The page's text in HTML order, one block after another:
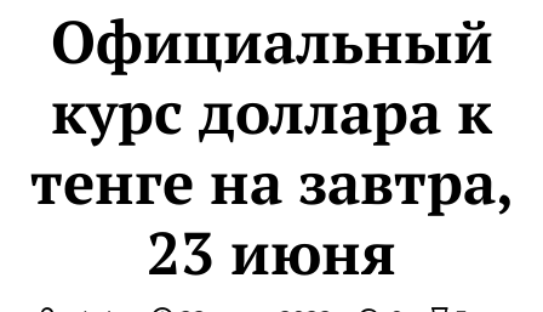
Официальный
курс доллара к
тенге на завтра,
23 июня